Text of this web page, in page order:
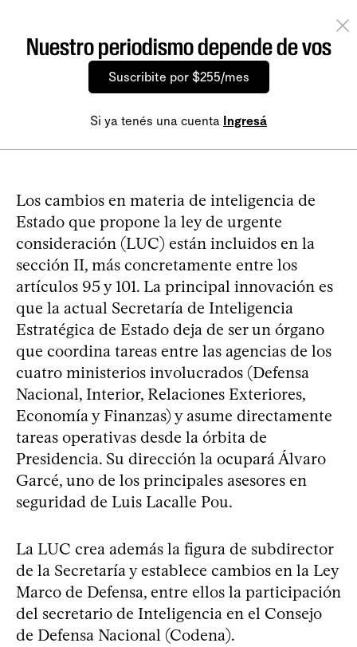
Nuestro periodismo depende de vos
Suscribite por $255/mes
Si ya tenés una cuenta Ingresá
Los cambios en materia de inteligencia de
Estado que propone la ley de urgente
consideración (LUC) están incluidos en la
sección II, más concretamente entre los
artículos 95 y 101. La principal innovación es
que la actual Secretaría de Inteligencia
Estratégica de Estado deja de ser un órgano
que coordina tareas entre las agencias de los
cuatro ministerios involucrados (Defensa
Nacional, Interior, Relaciones Exteriores,
Economía y Finanzas) y asume directamente
tareas operativas desde la órbita de
Presidencia. Su dirección la ocupará Álvaro
Garcé, uno de los principales asesores en
seguridad de Luis Lacalle Pou.
La LUC crea además la figura de subdirector
de la Secretaría y establece cambios en la Ley
Marco de Defensa, entre ellos la participación
del secretario de Inteligencia en el Consejo
de Defensa Nacional (Codena).